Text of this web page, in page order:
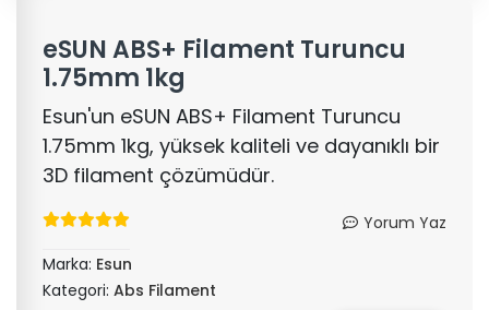
eSUN ABS+ Filament Turuncu
1.75mm 1kg
Esun'un eSUN ABS+ Filament Turuncu
1.75mm 1kg, yüksek kaliteli ve dayanıklı bir
3D filament çözümüdür.
Yorum Yaz
Marka: Esun
Kategori: Abs Filament